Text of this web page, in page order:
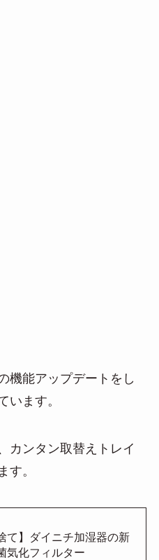
機能アップデートをし
います。
カンタン取替えトレイ
す。
て】ダイニチ加湿器の新
気化フィルター